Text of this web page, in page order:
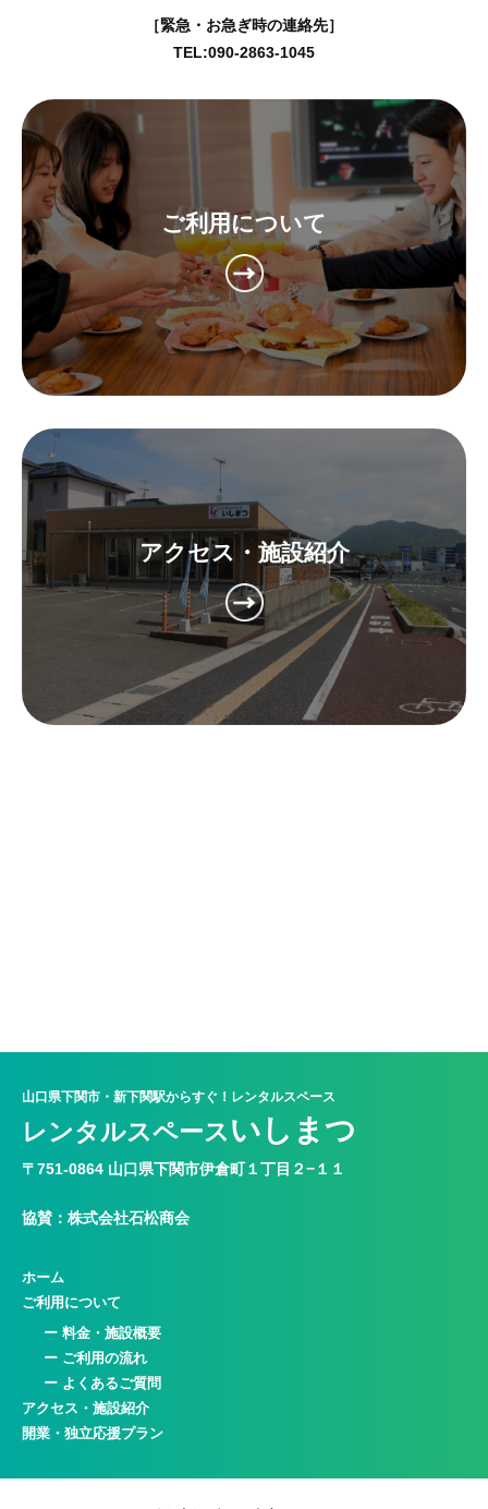
［緊急・お急ぎ時の連絡先］
TEL:090-2863-1045
ご利用について
アクセス・施設紹介
山口県下関市・新下関駅からすぐ！レンタルスペース
レンタルスペースいしまつ
〒751-0864 山口県下関市伊倉町１丁目２−１１
協賛：株式会社石松商会
ホーム
ご利用について
ー 料金・施設概要
ー ご利用の流れ
ー よくあるご質問
アクセス・施設紹介
開業・独立応援プラン